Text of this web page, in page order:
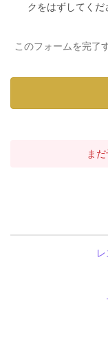
クをはずしてくだ
このフォームを完了
ま